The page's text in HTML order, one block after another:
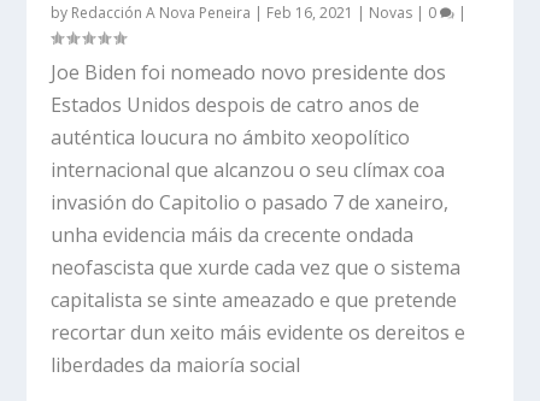
by Redacción A Nova Peneira | Feb 16, 2021 | Novas | 0 |
Joe Biden foi nomeado novo presidente dos
Estados Unidos despois de catro anos de
auténtica loucura no ámbito xeopolítico
internacional que alcanzou o seu clímax coa
invasión do Capitolio o pasado 7 de xaneiro,
unha evidencia máis da crecente ondada
neofascista que xurde cada vez que o sistema
capitalista se sinte ameazado e que pretende
recortar dun xeito máis evidente os dereitos e
liberdades da maioría social